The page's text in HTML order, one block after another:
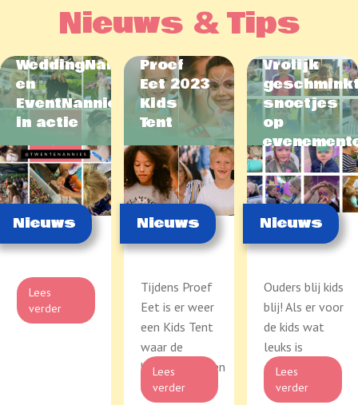
Nieuws & Tips
WeddingNannies
en
EventNannies
in actie
Nieuws
Lees
verder
Proef
Eet 2023
Kids
Tent
Nieuws
Tijdens Proef
Eet is er weer
een Kids Tent
waar de
kinderen kunnen
knu...
Lees
verder
Vrolijk
snoetjes
op
Nieuws
Ouders blij kids
blij! Als er voor
de kids wat
leuks is
georganiseerd
...
Lees
verder